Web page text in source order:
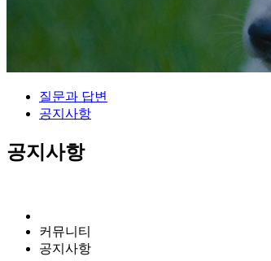
질문과 답변
공지사항
공지사항
커뮤니티
공지사항